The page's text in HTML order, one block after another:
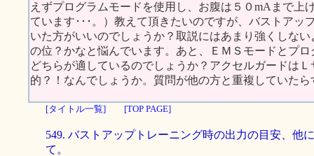
えずプログラムモードを使用し、お腹は５０mAまで上
ています･･･。）教えて頂きたいのですが、バストアッ
いた方がいいのでしょうか？取説にはあまり強くしな
の位？かなと悩んでいます。あと、ＥＭＳモードとプ
どちらが適しているのでしょうか？アクセルガードは
的？！なんでしょうか。質問が他の方と重複していた
[タイトル一覧] [TOP PAGE]
549. バストアップトレーニング時の出力の目安、他
て。